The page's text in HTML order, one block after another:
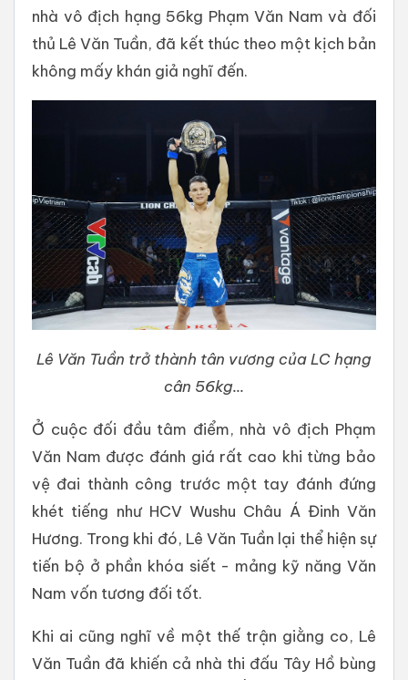
nhà vô địch hạng 56kg Phạm Văn Nam và đối
thủ Lê Văn Tuần, đã kết thúc theo một kịch bản
không mấy khán giả nghĩ đến.
Lê Văn Tuần trở thành tân vương của LC hạng
cân 56kg...
Ở cuộc đối đầu tâm điểm, nhà vô địch Phạm
Văn Nam được đánh giá rất cao khi từng bảo
vệ đai thành công trước một tay đánh đứng
khét tiếng như HCV Wushu Châu Á Đinh Văn
Hương. Trong khi đó, Lê Văn Tuần lại thể hiện sự
tiến bộ ở phần khóa siết - mảng kỹ năng Văn
Nam vốn tương đối tốt.
Khi ai cũng nghĩ về một thế trận giằng co, Lê
Văn Tuần đã khiến cả nhà thi đấu Tây Hồ bùng